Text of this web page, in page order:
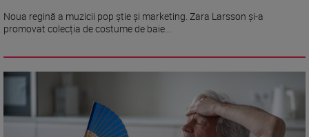
Noua regină a muzicii pop știe și marketing. Zara Larsson și-a
promovat colecția de costume de baie...